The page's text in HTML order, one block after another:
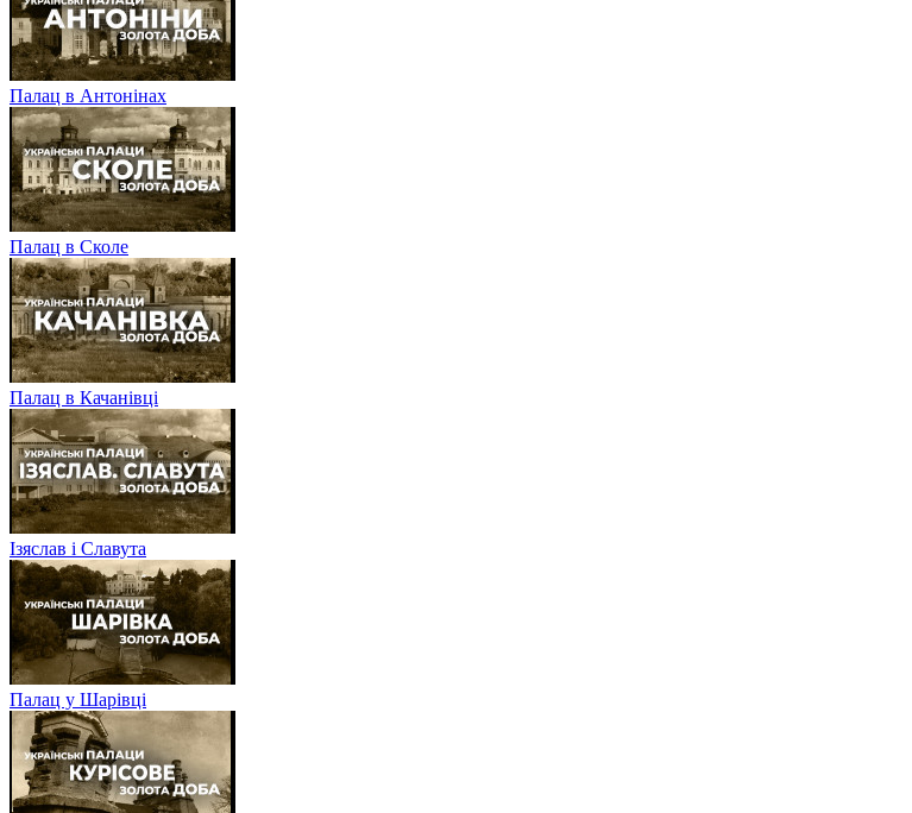
Палац в Антонінах
Палац в Сколе
Палац в Качанівці
Ізяслав і Славута
Палац у Шарівці